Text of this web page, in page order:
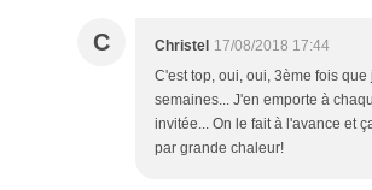
C Christel 17/08/2018 17:44
C'est top, oui, oui, 3ème fois
semaines... J'en emporte à
invitée... On le fait à l'avance et
par grande chaleur!